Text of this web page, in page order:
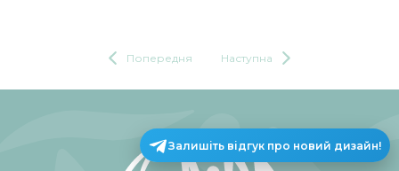
Попередня Наступна
Залишіть відгук про новий дизайн!